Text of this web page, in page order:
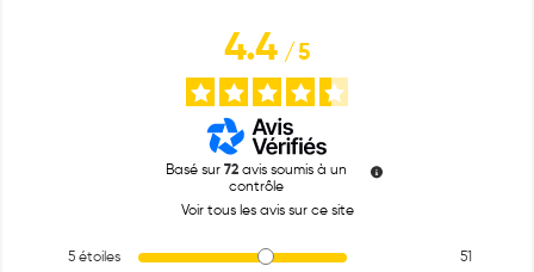
4.4/5
Basé sur 72 avis soumis à un
contrôle
Voir tous les avis sur ce site
5 étoiles
51